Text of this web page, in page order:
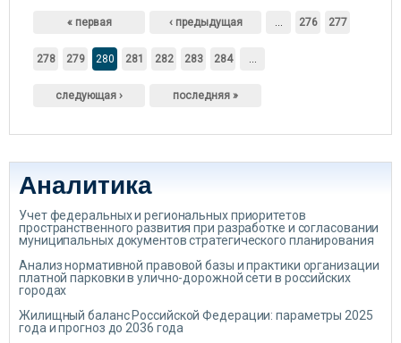
Страницы
« первая ‹ предыдущая … 276 277
278 279 280 281 282 283 284 …
следующая › последняя »
Аналитика
Учет федеральных и региональных приоритетов
пространственного развития при разработке и согласовании
муниципальных документов стратегического планирования
Анализ нормативной правовой базы и практики организации
платной парковки в улично-дорожной сети в российских
городах
Жилищный баланс Российской Федерации: параметры 2025
года и прогноз до 2036 года